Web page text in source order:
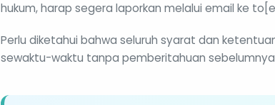
hukum, harap segera laporkan melalui email ke
Perlu diketahui bahwa seluruh syarat dan
sewaktu-waktu tanpa pemberitahuan